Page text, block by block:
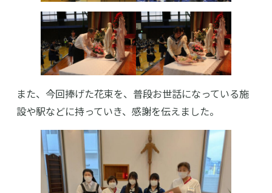
また、今回捧げた花束を、普段お世話になっている施
設や駅などに持っていき、感謝を伝えました。